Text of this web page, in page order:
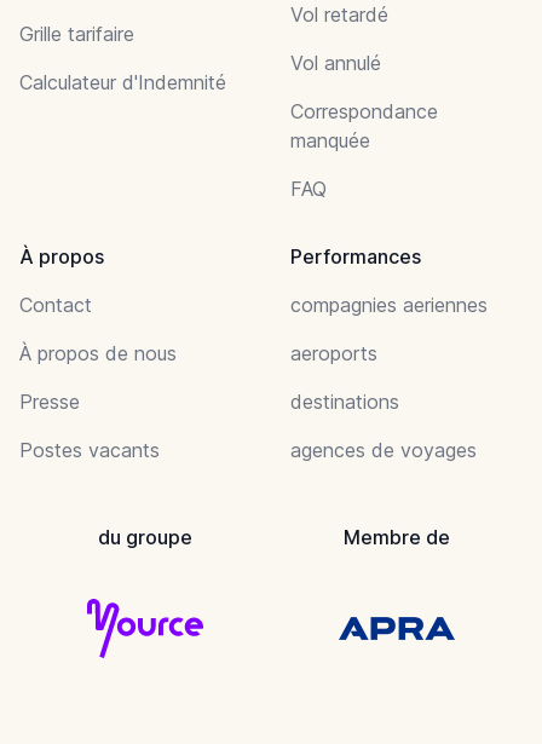
Grille tarifaire
Calculateur d'Indemnité
Vol retardé
Vol annulé
Correspondance
manquée
FAQ
À propos
Contact
À propos de nous
Presse
Postes vacants
Performances
compagnies aeriennes
aeroports
destinations
agences de voyages
du groupe Membre de